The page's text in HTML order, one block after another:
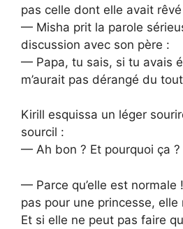
pas celle dont elle avait
— Misha prit la parole
discussion avec son père :
— Papa, tu sais, si tu avais
m’aurait pas dérangé du
Kirill esquissa un léger
sourcil :
— Ah bon ? Et pourquoi ça ?
— Parce qu’elle est normale
pas pour une princesse,
Et si elle ne peut pas faire